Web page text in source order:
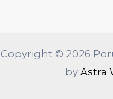
Copyright © 2026
by Astra